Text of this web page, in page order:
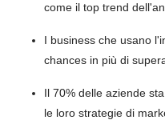
come il top trend
I business che usano
chances in più di
Il 70% delle aziende
le loro strategie di